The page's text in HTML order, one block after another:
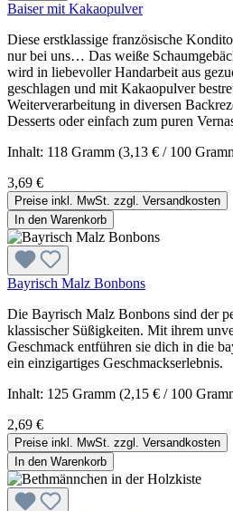
Baiser mit Kakaopulver
Diese erstklassige französische
nur bei uns… Das weiße
wird in liebevoller Handarbeit aus
geschlagen und mit Kakaopulver
Weiterverarbeitung in diversen
Desserts oder einfach zum puren
Inhalt: 118 Gramm (3,13 € / 100
3,69 €
Preise inkl. MwSt. zzgl. Versandkosten
In den Warenkorb
Bayrisch Malz Bonbons
Die Bayrisch Malz Bonbons sind der
klassischer Süßigkeiten. Mit ihrem
Geschmack entführen sie dich in die
ein einzigartiges Geschmackserlebnis.
Inhalt: 125 Gramm (2,15 € / 100
2,69 €
Preise inkl. MwSt. zzgl. Versandkosten
In den Warenkorb